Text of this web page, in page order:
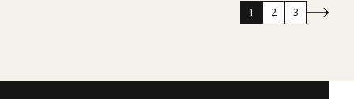
1 2 3